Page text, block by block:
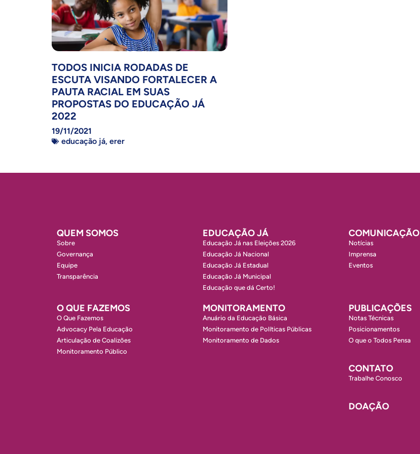
TODOS INICIA RODADAS DE
ESCUTA VISANDO FORTALECER A
PAUTA RACIAL EM SUAS
PROPOSTAS DO EDUCAÇÃO JÁ
2022
19/11/2021
educação já, erer
QUEM SOMOS
Sobre
Governança
Equipe
Transparência
EDUCAÇÃO JÁ
Educação Já nas Eleições 2026
Educação Já Nacional
Educação Já Estadual
Educação Já Municipal
Educação que dá Certo!
COMUNICAÇÃO
Notícias
Imprensa
Eventos
O QUE FAZEMOS
O Que Fazemos
Advocacy Pela Educação
Articulação de Coalizões
Monitoramento Público
MONITORAMENTO
Anuário da Educação Básica
Monitoramento de Políticas Públicas
Monitoramento de Dados
PUBLICAÇÕES
Notas Técnicas
Posicionamentos
O que o Todos Pensa
CONTATO
Trabalhe Conosco
DOAÇÃO